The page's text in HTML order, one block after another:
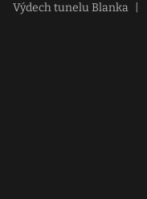
Výdech tunelu Blanka